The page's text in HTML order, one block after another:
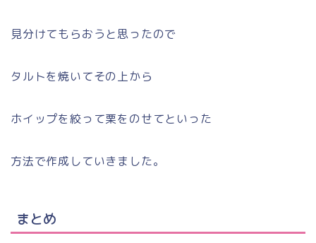
見分けてもらおうと思ったので
タルトを焼いてその上から
ホイップを絞って栗をのせてといった
方法で作成していきました。
まとめ